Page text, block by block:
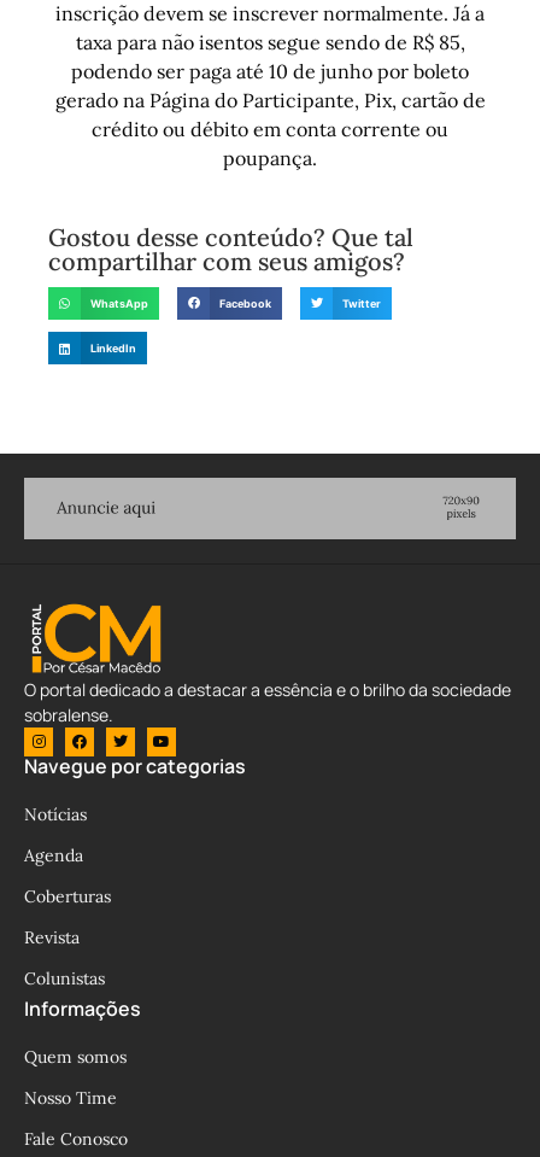
inscrição devem se inscrever normalmente. Já a
taxa para não isentos segue sendo de R$ 85,
podendo ser paga até 10 de junho por boleto
gerado na Página do Participante, Pix, cartão de
crédito ou débito em conta corrente ou
poupança.
Gostou desse conteúdo? Que tal
compartilhar com seus amigos?
WhatsApp Facebook Twitter
LinkedIn
O portal dedicado a destacar a essência e o brilho da sociedade
sobralense.
Navegue por categorias
Notícias
Agenda
Coberturas
Revista
Colunistas
Informações
Quem somos
Nosso Time
Fale Conosco